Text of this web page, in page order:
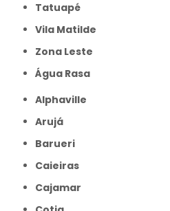
Tatuapé
Vila Matilde
Zona Leste
Água Rasa
Alphaville
Arujá
Barueri
Caieiras
Cajamar